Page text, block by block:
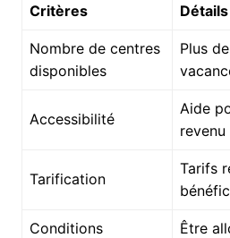
Critères Détails
Nombre de centres
disponibles
Plus
Accessibilité
Aide
revenu
Tarification
Tarifs
Conditions
Être